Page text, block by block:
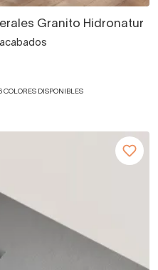
Granito Hidronatur
COLORES DISPONIBLES